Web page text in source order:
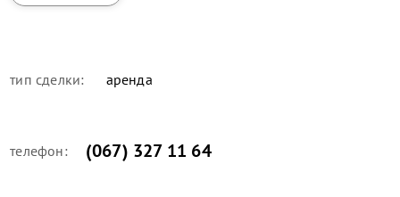
тип сделки: аренда
телефон: (067) 327 11 64